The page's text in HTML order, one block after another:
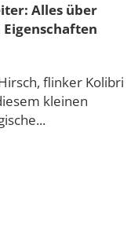
Alles über
flinker Kolibri
kleinen